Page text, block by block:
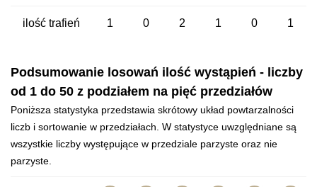
ilość trafień 1 0 2 1 0 1
Podsumowanie losowań ilość wystąpień - liczby
od 1 do 50 z podziałem na pięć przedziałów
Poniższa statystyka przedstawia skrótowy układ powtarzalności
liczb i sortowanie w przedziałach. W statystyce uwzględniane są
wszystkie liczby występujące w przedziale parzyste oraz nie
parzyste.